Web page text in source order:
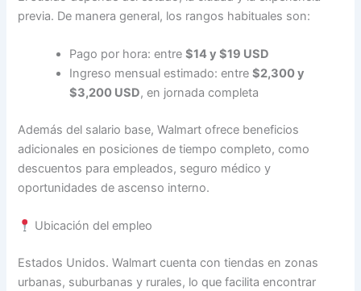
previa. De manera general, los rangos habituales son:
Pago por hora: entre$14 y $19 USD
Ingreso mensual estimado: entre$2,300 y
$3,200 USD, en jornada completa
Además del salario base, Walmart ofrece beneficios
adicionales en posiciones de tiempo completo, como
descuentos para empleados, seguro médico y
oportunidades de ascenso interno.
Ubicación del empleo
Estados Unidos. Walmart cuenta con tiendas en zonas
urbanas, suburbanas y rurales, lo que facilita encontrar